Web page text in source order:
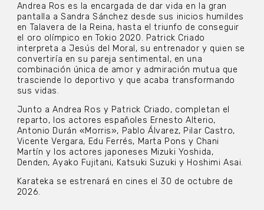
Andrea Ros es la encargada de dar vida en la gran
pantalla a Sandra Sánchez desde sus inicios humildes
en Talavera de la Reina, hasta el triunfo de conseguir
el oro olímpico en Tokio 2020. Patrick Criado
interpreta a Jesús del Moral, su entrenador y quien se
convertiría en su pareja sentimental, en una
combinación única de amor y admiración mutua que
trasciende lo deportivo y que acaba transformando
sus vidas.
Junto a Andrea Ros y Patrick Criado, completan el
reparto, los actores españoles Ernesto Alterio,
Antonio Durán «Morris», Pablo Álvarez, Pilar Castro,
Vicente Vergara, Edu Ferrés, Marta Pons y Chani
Martín y los actores japoneses Mizuki Yoshida,
Denden, Ayako Fujitani, Katsuki Suzuki y Hoshimi Asai.
Karateka se estrenará en cines el 30 de octubre de
2026.